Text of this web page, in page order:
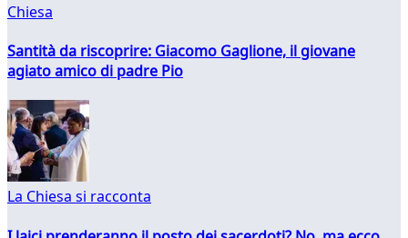
Chiesa
Santità da riscoprire: Giacomo Gaglione, il giovane
agiato amico di padre Pio
La Chiesa si racconta